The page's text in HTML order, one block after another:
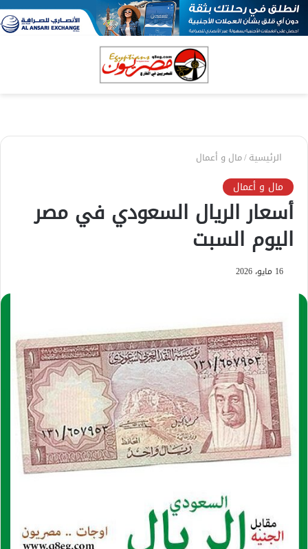
الرئيسية/مال و أعمال
مال و أعمال
أسعار الريال السعودي في مصر
اليوم السبت
16 مايو، 2026